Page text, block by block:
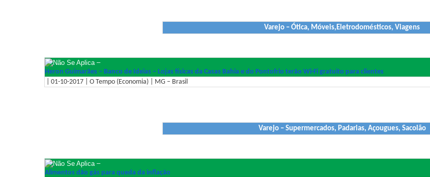
Varejo – Ótica, Móveis,Eletrodomésticos, Viagens
–
Heron Guimarães – Banco de Ideias – Lojas físicas da Casas Bahia e do Pontofrio terão Wi-Fi gratuito para clientes
| 01-10-2017 | O Tempo (Economia) | MG – Brasil
Varejo – Supermercados, Padarias, Açougues, Sacolão
–
Alimentos dão gás para queda da inflação